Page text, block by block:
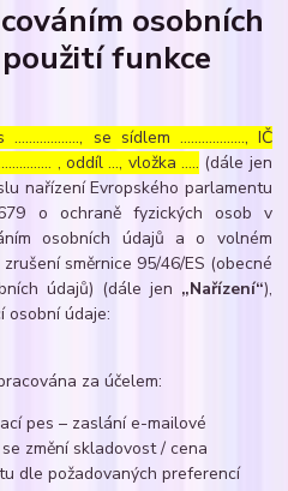
osobních
funkce
……………..., se sídlem ………………, IČ
, oddíl …, vložka ….. (dále jen
nařízení Evropského parlamentu
o ochraně fyzických osob v
osobních údajů a o volném
směrnice 95/46/ES (obecné
údajů) (dále jen „Nařízení“),
osobní údaje:
za účelem:
pes – zaslání e-mailové
změní skladovost / cena
dle požadovaných preferencí